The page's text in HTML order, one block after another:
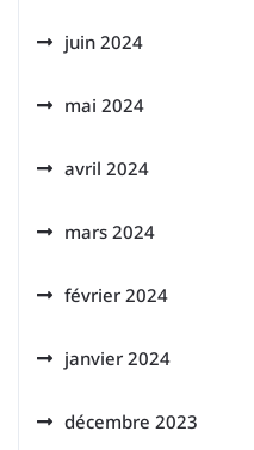
juin 2024
mai 2024
avril 2024
mars 2024
février 2024
janvier 2024
décembre 2023